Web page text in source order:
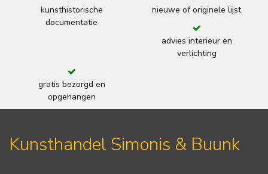
kunsthistorische
documentatie
nieuwe of originele lijst
advies interieur en
verlichting
gratis bezorgd en
opgehangen
Kunsthandel Simonis & Buunk